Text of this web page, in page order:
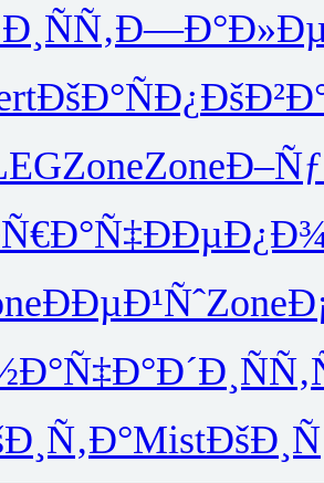
ÐšÐ°ÑÐ¿
ZoneZone
ÐÐµÐ¹ÑˆZone
Ð´Ð¸ÑÑ‚
Mist